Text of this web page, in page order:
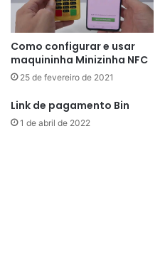
Como configurar e usar
maquininha Minizinha NFC
25 de fevereiro de 2021
Link de pagamento Bin
1 de abril de 2022